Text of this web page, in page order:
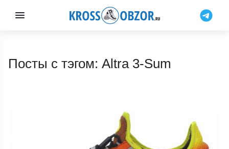
Посты с тэгом: Altra 3-Sum